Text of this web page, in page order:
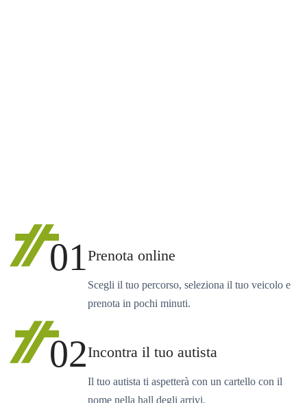
01Prenota online
Scegli il tuo percorso, seleziona il tuo veicolo e
prenota in pochi minuti.
02Incontra il tuo autista
Il tuo autista ti aspetterà con un cartello con il
nome nella hall degli arrivi.